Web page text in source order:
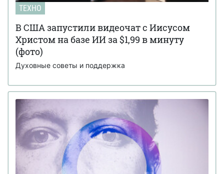
ТЕХНО
В США запустили видеочат с Иисусом
Христом на базе ИИ за $1,99 в минуту
(фото)
Духовные советы и поддержка